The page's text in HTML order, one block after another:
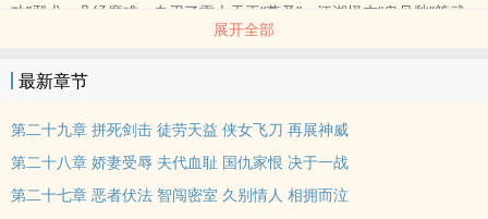
功”邪术，几经磨难，血刃了雷火天王“萧圣”，江湖怪杰“鬼见愁”等武
林高手。为寻“府宗”，“冷寒月”独闯仰止山庄，计破西藏高僧呼嘉的
的艳女，胴体毕献，百般受辱后，方知“天府，府宗”。原来竟是身边
的他……
展开全部
最新章节
第二十九章 拼死剑击 徒劳天益 侠女飞刀 再展神威
第二十八章 娇妻受辱 夫代血耻 国仇家恨 决于一战
第二十七章 恶者伏法 智闯密室 久别情人 相拥而泣